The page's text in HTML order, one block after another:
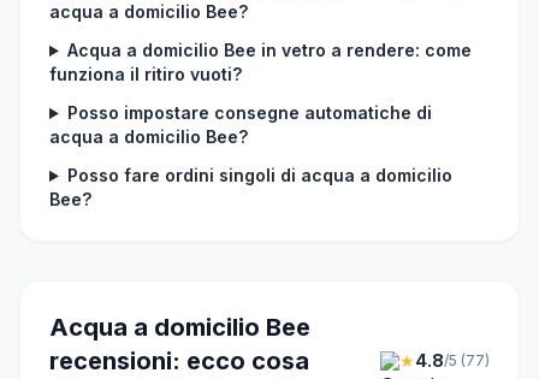
acqua a domicilio Bee?
Acqua a domicilio Bee in vetro a rendere: come
funziona il ritiro vuoti?
Posso impostare consegne automatiche di
acqua a domicilio Bee?
Posso fare ordini singoli di acqua a domicilio
Bee?
Acqua a domicilio Bee
recensioni: ecco cosa
★4.8/5 (77)